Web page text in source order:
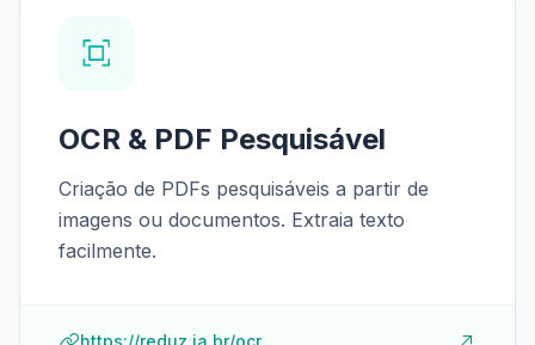
OCR & PDF Pesquisável
Criação de PDFs pesquisáveis a partir de
imagens ou documentos. Extraia texto
facilmente.
https://reduz.ia.br/ocr